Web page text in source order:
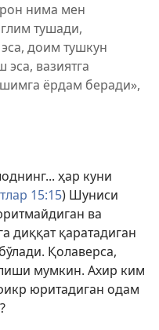
нима мен
тушади,
доим тушкун
эса, вазиятга
ёрдам беради»,
ҳар куни
15:15) Шуниси
ва
диққат қаратадиган
Қолаверса,
мумкин. Ахир ким
юритадиган одам